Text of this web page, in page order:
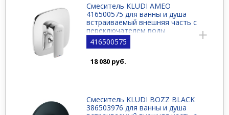
Смеситель KLUDI AMEO
416500575 для ванны и душа
встраиваемый внешняя часть с
переключателем воды
416500575
18 080 руб.
Смеситель KLUDI BOZZ BLACK
386503976 для ванны и душа